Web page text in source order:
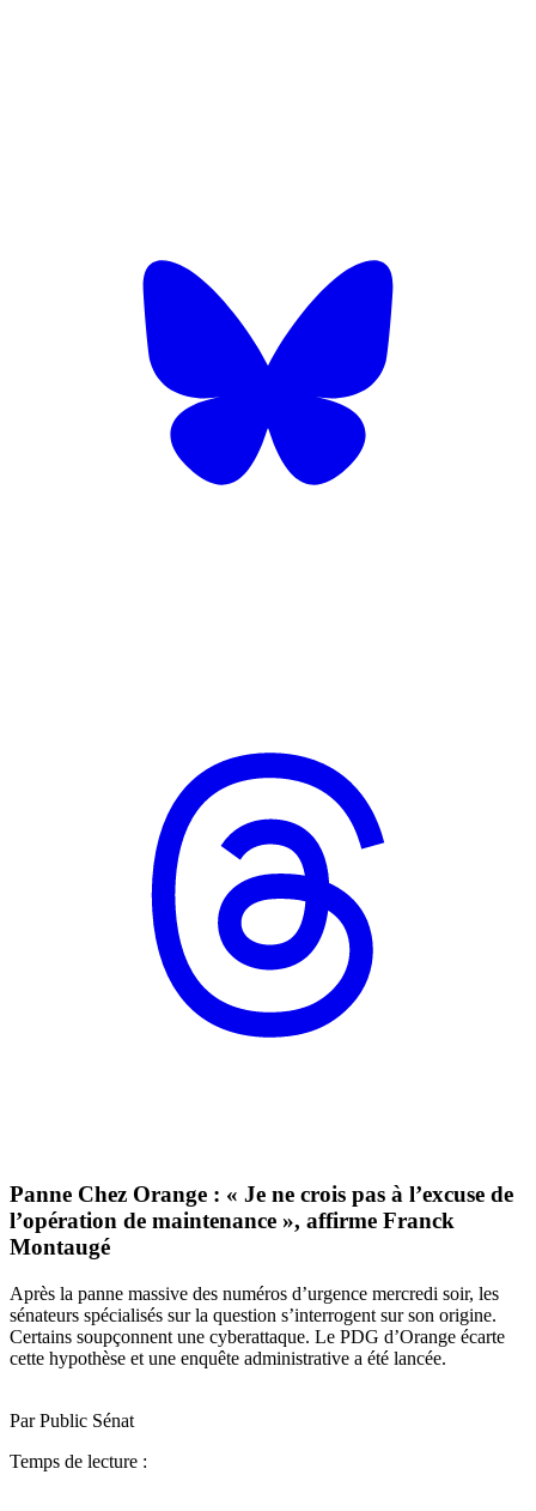
Panne Chez Orange : « Je ne crois pas à l’excuse de
l’opération de maintenance », affirme Franck
Montaugé
Après la panne massive des numéros d’urgence mercredi soir, les
sénateurs spécialisés sur la question s’interrogent sur son origine.
Certains soupçonnent une cyberattaque. Le PDG d’Orange écarte
cette hypothèse et une enquête administrative a été lancée.
Par Public Sénat
Temps de lecture :